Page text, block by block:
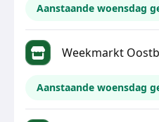
Aanstaande woensdag
Weekmarkt
Aanstaande woensdag